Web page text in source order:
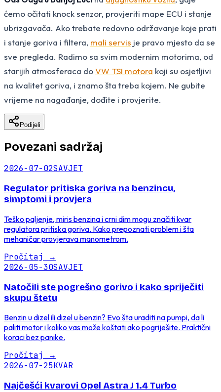
ćemo očitati knock senzor, provjeriti mape ECU i stanje
ubrizgavača. Ako trebate redovno održavanje koje prati
i stanje goriva i filtera, mali servis je pravo mjesto da se
sve pregleda. Radimo sa svim modernim motorima, od
starijih atmosferaca doVW TSI motora koji su osjetljivi
na kvalitet goriva, i znamo šta treba kojem. Ne gubite
vrijeme na nagađanje, dođite i provjerite.
Podijeli
Povezani sadržaj
2026-07-02SAVJET
Regulator pritiska goriva na benzincu,
simptomi i provjera
Teško paljenje, miris benzina i crni dim mogu značiti kvar
regulatora pritiska goriva. Kako prepoznati problem i šta
mehaničar provjerava manometrom.
Pročitaj →
2026-05-30SAVJET
Natočili ste pogrešno gorivo i kako spriječiti
skupu štetu
Benzin u dizel ili dizel u benzin? Evo šta uraditi na pumpi, da li
paliti motor i koliko vas može koštati ako pogriješite. Praktični
koraci bez panike.
Pročitaj →
2026-07-25KVAR
Najčešći kvarovi Opel Astra J 1.4 Turbo